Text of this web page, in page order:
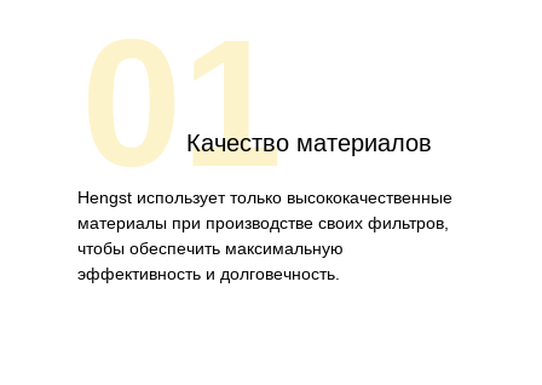
01Качество материалов
Hengst использует только высококачественные
материалы при производстве своих фильтров,
чтобы обеспечить максимальную
эффективность и долговечность.